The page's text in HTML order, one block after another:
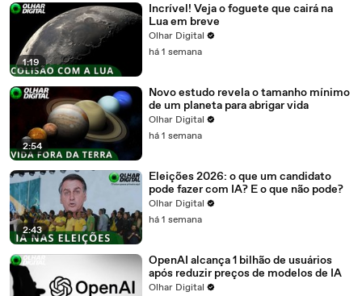
1:19
Incrível! Veja o foguete que cairá na
Lua em breve
Olhar Digital
há 1 semana
2:54
Novo estudo revela o tamanho mínimo
de um planeta para abrigar vida
Olhar Digital
há 1 semana
2:43
Eleições 2026: o que um candidato
pode fazer com IA? E o que não pode?
Olhar Digital
há 1 semana
OpenAI alcança 1 bilhão de usuários
após reduzir preços de modelos de IA
Olhar Digital